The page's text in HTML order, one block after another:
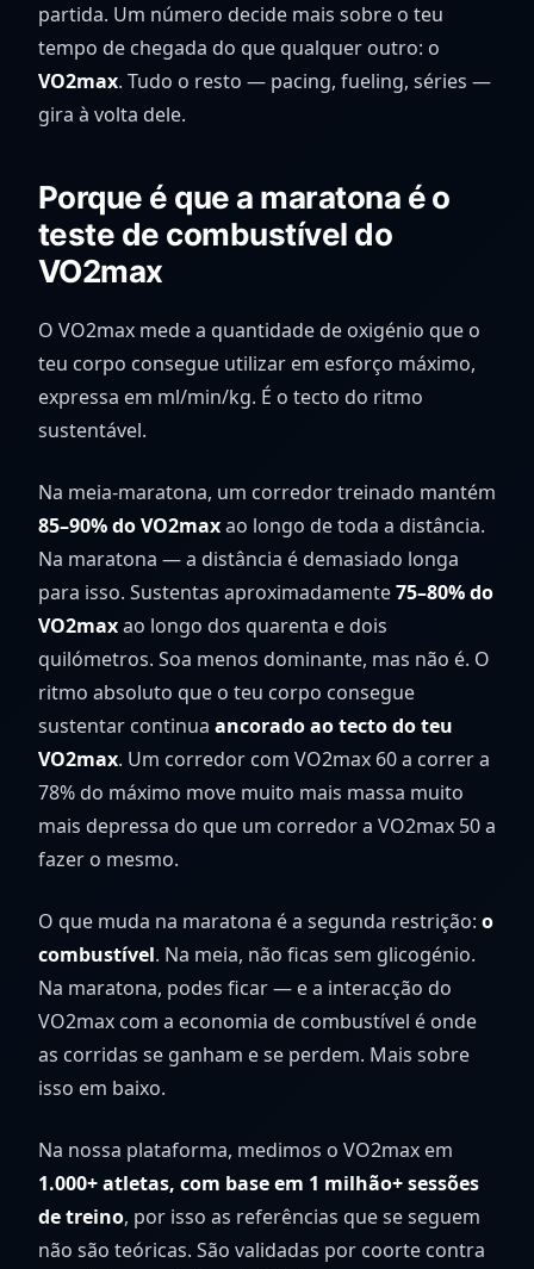
partida. Um número decide mais sobre o teu
tempo de chegada do que qualquer outro: o
VO2max. Tudo o resto — pacing, fueling, séries —
gira à volta dele.
Porque é que a maratona é o
teste de combustível do
VO2max
O VO2max mede a quantidade de oxigénio que o
teu corpo consegue utilizar em esforço máximo,
expressa em ml/min/kg. É o tecto do ritmo
sustentável.
Na meia-maratona, um corredor treinado mantém
85–90% do VO2maxao longo de toda a distância.
Na maratona — a distância é demasiado longa
para isso. Sustentas aproximadamente75–80% do
VO2maxao longo dos quarenta e dois
quilómetros. Soa menos dominante, mas não é. O
ritmo absoluto que o teu corpo consegue
sustentar continua ancorado ao tecto do teu
VO2max. Um corredor com VO2max 60 a correr a
78% do máximo move muito mais massa muito
mais depressa do que um corredor a VO2max 50 a
fazer o mesmo.
O que muda na maratona é a segunda restrição: o
combustível. Na meia, não ficas sem glicogénio.
Na maratona, podes ficar — e a interacção do
VO2max com a economia de combustível é onde
as corridas se ganham e se perdem. Mais sobre
isso em baixo.
Na nossa plataforma, medimos o VO2max em
1.000+ atletas, com base em 1 milhão+ sessões
de treino, por isso as referências que se seguem
não são teóricas. São validadas por coorte contra